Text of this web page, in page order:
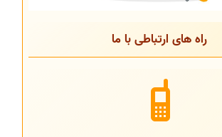
راه های ارتباطی با ما